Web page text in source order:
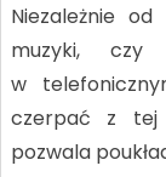
Niezależnie
muzyki, czy
w
czerpać z tej
pozwala